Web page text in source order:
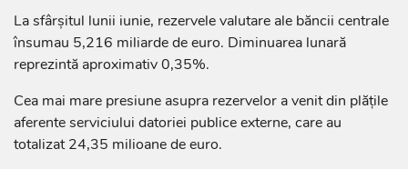
La sfârșitul lunii iunie, rezervele valutare ale băncii centrale
însumau 5,216 miliarde de euro. Diminuarea lunară
reprezintă aproximativ 0,35%.
Cea mai mare presiune asupra rezervelor a venit din plățile
aferente serviciului datoriei publice externe, care au
totalizat 24,35 milioane de euro.